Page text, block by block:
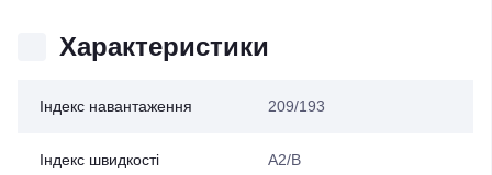
Характеристики
Індекс навантаження 209/193
Індекс швидкості A2/B